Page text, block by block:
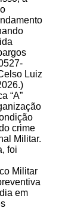
Luiz
“A”
crime
Militar.
foi
Militar
em